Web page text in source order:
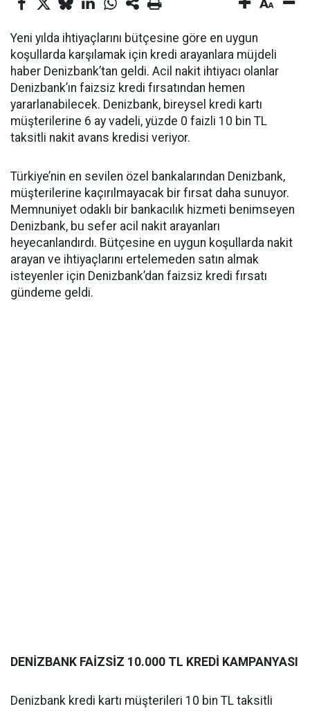
Yeni yılda ihtiyaçlarını bütçesine göre en uygun
koşullarda karşılamak için kredi arayanlara müjdeli
haber Denizbank’tan geldi. Acil nakit ihtiyacı olanlar
Denizbank’ın faizsiz kredi fırsatından hemen
yararlanabilecek. Denizbank, bireysel kredi kartı
müşterilerine 6 ay vadeli, yüzde 0 faizli 10 bin TL
taksitli nakit avans kredisi veriyor.
Türkiye’nin en sevilen özel bankalarından Denizbank,
müşterilerine kaçırılmayacak bir fırsat daha sunuyor.
Memnuniyet odaklı bir bankacılık hizmeti benimseyen
Denizbank, bu sefer acil nakit arayanları
heyecanlandırdı. Bütçesine en uygun koşullarda nakit
arayan ve ihtiyaçlarını ertelemeden satın almak
isteyenler için Denizbank’dan faizsiz kredi fırsatı
gündeme geldi.
DENİZBANK FAİZSİZ 10.000 TL KREDİ KAMPANYASI
Denizbank kredi kartı müşterileri 10 bin TL taksitli